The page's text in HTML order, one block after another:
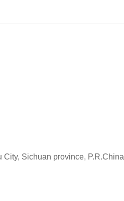
Sichuan province, P.R.China